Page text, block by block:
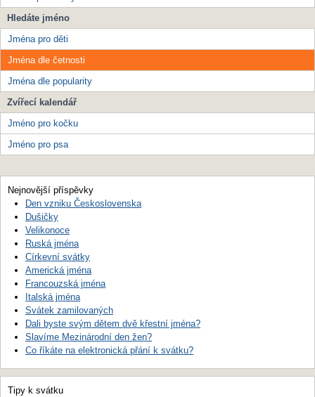
Hledáte jméno
Jména pro děti
Jména dle četnosti
Jména dle popularity
Zvířecí kalendář
Jméno pro kočku
Jméno pro psa
Nejnovější příspěvky
Den vzniku Československa
Dušičky
Velikonoce
Ruská jména
Církevní svátky
Americká jména
Francouzská jména
Italská jména
Svátek zamilovaných
Dali byste svým dětem dvě křestní jména?
Slavíme Mezinárodní den žen?
Co říkáte na elektronická přání k svátku?
Tipy k svátku